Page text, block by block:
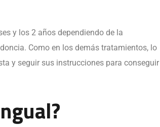
y los 2 años dependiendo de la
Como en los demás tratamientos, lo
y seguir sus instrucciones para conseguir